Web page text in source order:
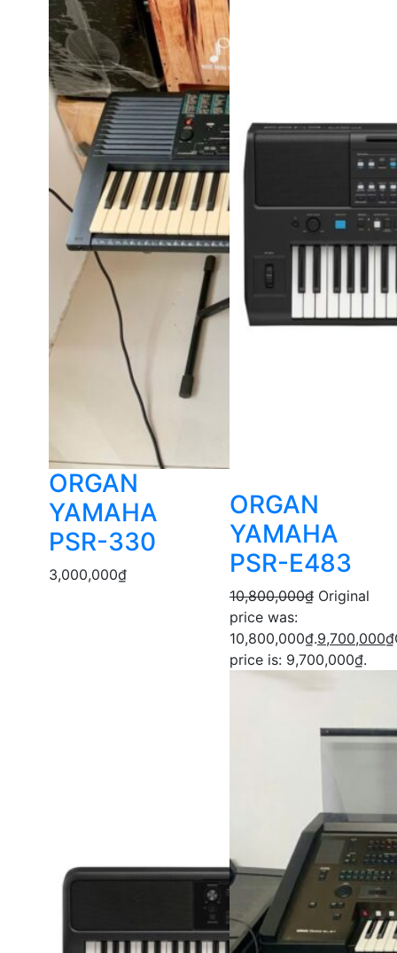
ORGAN
YAMAHA
PSR-330
3,000,000₫
ORGAN
YAMAHA
PSR-E483
10,800,000₫ Original
price was:
10,800,000₫.9,700,000₫
price is: 9,700,000₫.